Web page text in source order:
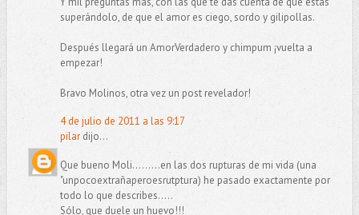
superándolo, de que el amor es ciego, sordo y gilipollas.
Después llegará un AmorVerdadero y chimpum ¡vuelta a
empezar!
Bravo Molinos, otra vez un post revelador!
4 de julio de 2011 a las 9:17
pilardijo...
Que bueno Moli.........en las dos rupturas de mi vida (una
"unpocoextrañaperoesrutptura) he pasado exactamente por
todo lo que describes.....
Sólo, que duele un huevo!!!